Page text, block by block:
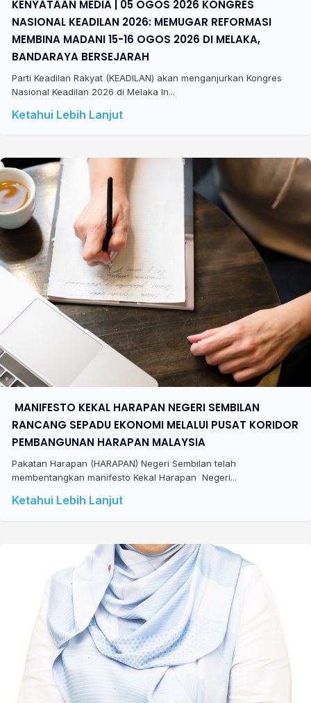
KENYATAAN MEDIA | 05 OGOS 2026 KONGRES
NASIONAL KEADILAN 2026: MEMUGAR REFORMASI
MEMBINA MADANI 15-16 OGOS 2026 DI MELAKA,
BANDARAYA BERSEJARAH
Parti Keadilan Rakyat (KEADILAN) akan menganjurkan Kongres
Nasional Keadilan 2026 di Melaka In...
Ketahui Lebih Lanjut
​ MANIFESTO KEKAL HARAPAN NEGERI SEMBILAN
RANCANG SEPADU EKONOMI MELALUI PUSAT KORIDOR
PEMBANGUNAN HARAPAN MALAYSIA
Pakatan Harapan (HARAPAN) Negeri Sembilan telah
membentangkan manifesto Kekal Harapan Negeri...
Ketahui Lebih Lanjut